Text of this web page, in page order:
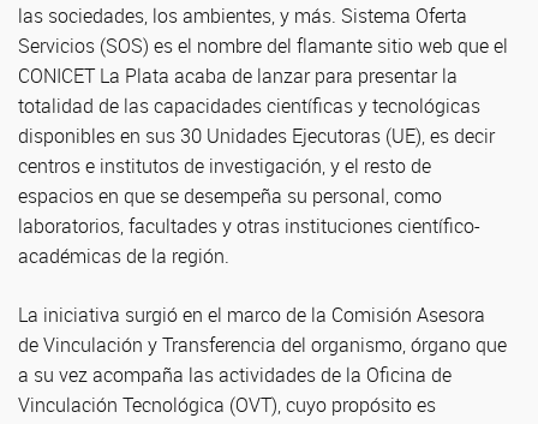
las sociedades, los ambientes, y más. Sistema Oferta
Servicios (SOS) es el nombre del flamante sitio web que el
CONICET La Plata acaba de lanzar para presentar la
totalidad de las capacidades científicas y tecnológicas
disponibles en sus 30 Unidades Ejecutoras (UE), es decir
centros e institutos de investigación, y el resto de
espacios en que se desempeña su personal, como
laboratorios, facultades y otras instituciones científico-
académicas de la región.
La iniciativa surgió en el marco de la Comisión Asesora
de Vinculación y Transferencia del organismo, órgano que
a su vez acompaña las actividades de la Oficina de
Vinculación Tecnológica (OVT), cuyo propósito es